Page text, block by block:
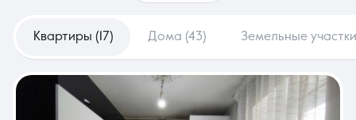
Квартиры (17) Дома (43) Земельные участки